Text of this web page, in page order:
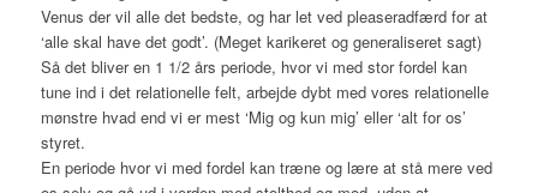
Venus der vil alle det bedste, og har let ved pleaseradfærd for at
‘alle skal have det godt’. (Meget karikeret og generaliseret sagt)
Så det bliver en 1 1/2 års periode, hvor vi med stor fordel kan
tune ind i det relationelle felt, arbejde dybt med vores relationelle
mønstre hvad end vi er mest ‘Mig og kun mig’ eller ‘alt for os’
styret.
En periode hvor vi med fordel kan træne og lære at stå mere ved